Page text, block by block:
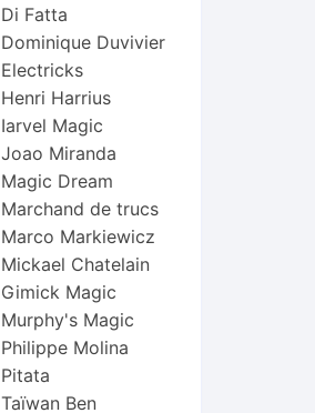
Di Fatta
Dominique Duvivier
Electricks
Henri Harrius
Iarvel Magic
Joao Miranda
Magic Dream
Marchand de trucs
Marco Markiewicz
Mickael Chatelain
Gimick Magic
Murphy's Magic
Philippe Molina
Pitata
Taïwan Ben